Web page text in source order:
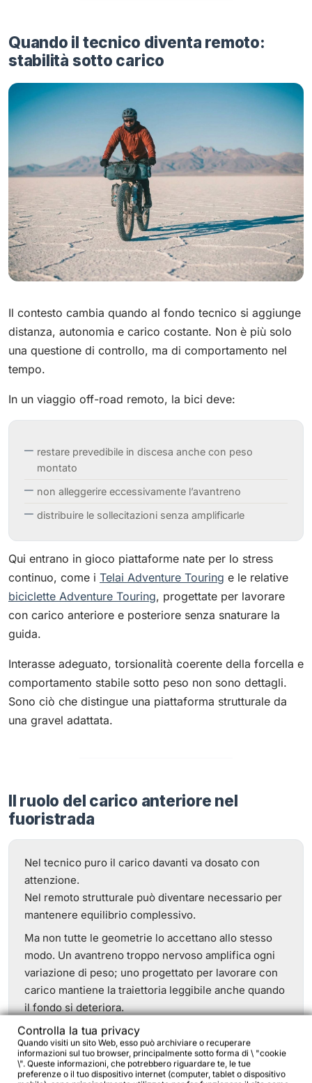
Quando il tecnico diventa remoto:
stabilità sotto carico
Il contesto cambia quando al fondo tecnico si aggiunge
distanza, autonomia e carico costante. Non è più solo
una questione di controllo, ma di comportamento nel
tempo.
In un viaggio off-road remoto, la bici deve:
restare prevedibile in discesa anche con peso
montato
non alleggerire eccessivamente l’avantreno
distribuire le sollecitazioni senza amplificarle
Qui entrano in gioco piattaforme nate per lo stress
continuo, come i Telai Adventure Touring e le relative
biciclette Adventure Touring, progettate per lavorare
con carico anteriore e posteriore senza snaturare la
guida.
Interasse adeguato, torsionalità coerente della forcella e
comportamento stabile sotto peso non sono dettagli.
Sono ciò che distingue una piattaforma strutturale da
una gravel adattata.
Il ruolo del carico anteriore nel
fuoristrada
Nel tecnico puro il carico davanti va dosato con
attenzione.
Nel remoto strutturale può diventare necessario per
mantenere equilibrio complessivo.
Ma non tutte le geometrie lo accettano allo stesso
modo. Un avantreno troppo nervoso amplifica ogni
variazione di peso; uno progettato per lavorare con
carico mantiene la traiettoria leggibile anche quando
il fondo si deteriora.
Per approfondire quando e come ha senso caricare
davanti, puoi leggereCarico anteriore — Guida .
Controlla la tua privacy
Quando visiti un sito Web, esso può archiviare o recuperare
informazioni sul tuo browser, principalmente sotto forma di \ "cookie
\". Queste informazioni, che potrebbero riguardare te, le tue
preferenze o il tuo dispositivo internet (computer, tablet o dispositivo